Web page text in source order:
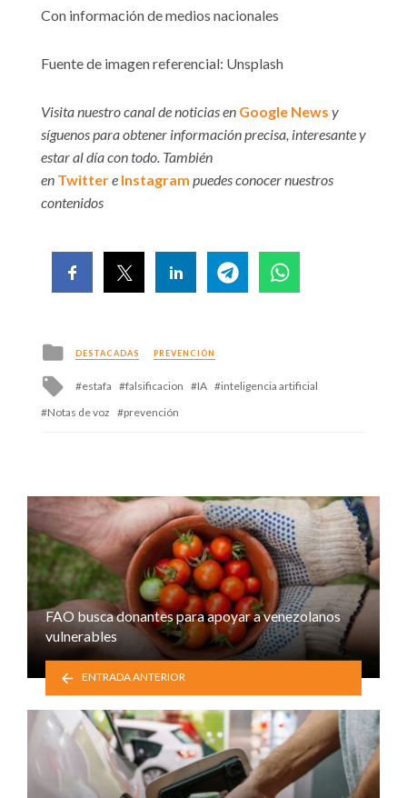
Con información de medios nacionales
Fuente de imagen referencial: Unsplash
Visita nuestro canal de noticias en Google News y
síguenos para obtener información precisa, interesante y
estar al día con todo. También
en Twittere Instagram puedes conocer nuestros
contenidos
Posted
in
DESTACADAS PREVENCIÓN
Tagged
estafa falsificacion IA
inteligencia artificial
Notas de voz
prevención
FAO busca donantes para apoyar a venezolanos
vulnerables
ENTRADA ANTERIOR